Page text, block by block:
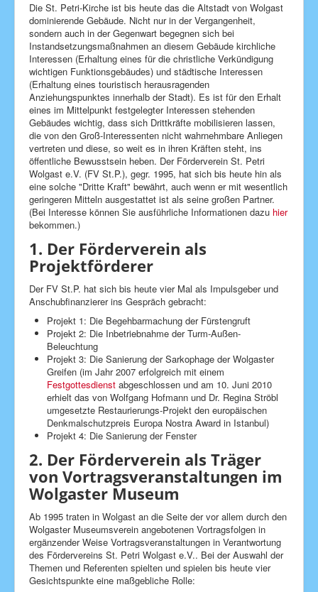
Kirchenmusik
Senioren
Kinder & Jugend
Kita Arche
Evang. Schule
Eine-Welt-Laden
Kirchen
Amtshandlungen
Förderverein
Seelsorge
Schutzkonzepte
Kontakt
Impressum
Aktuelle Seite: Startseite
Förderverein
bisher Erreichtes
Die St. Petri-Kirche ist bis heute das die Altstadt von Wolgast
dominierende Gebäude. Nicht nur in der Vergangenheit,
sondern auch in der Gegenwart begegnen sich bei
Instandsetzungsmaßnahmen an diesem Gebäude kirchliche
Interessen (Erhaltung eines für die christliche Verkündigung
wichtigen Funktionsgebäudes) und städtische Interessen
(Erhaltung eines touristisch herausragenden
Anziehungspunktes innerhalb der Stadt). Es ist für den Erhalt
eines im Mittelpunkt festgelegter Interessen stehenden
Gebäudes wichtig, dass sich Drittkräfte mobilisieren lassen,
die von den Groß-Interessenten nicht wahrnehmbare Anliegen
vertreten und diese, so weit es in ihren Kräften steht, ins
öffentliche Bewusstsein heben. Der Förderverein St. Petri
Wolgast e.V. (FV St.P.), gegr. 1995, hat sich bis heute hin als
eine solche "Dritte Kraft" bewährt, auch wenn er mit wesentlich
geringeren Mitteln ausgestattet ist als seine großen Partner.
(Bei Interesse können Sie ausführliche Informationen dazu hier
bekommen.)
1. Der Förderverein als
Projektförderer
Der FV St.P. hat sich bis heute vier Mal als Impulsgeber und
Anschubfinanzierer ins Gespräch gebracht:
Projekt 1: Die Begehbarmachung der Fürstengruft
Projekt 2: Die Inbetriebnahme der Turm-Außen-
Beleuchtung
Projekt 3: Die Sanierung der Sarkophage der Wolgaster
Greifen (im Jahr 2007 erfolgreich mit einem
Festgottesdienst abgeschlossen und am 10. Juni 2010
erhielt das von Wolfgang Hofmann und Dr. Regina Ströbl
umgesetzte Restaurierungs-Projekt den europäischen
Denkmalschutzpreis Europa Nostra Award in Istanbul)
Projekt 4: Die Sanierung der Fenster
2. Der Förderverein als Träger
von Vortragsveranstaltungen im
Wolgaster Museum
Ab 1995 traten in Wolgast an die Seite der vor allem durch den
Wolgaster Museumsverein angebotenen Vortragsfolgen in
ergänzender Weise Vortragsveranstaltungen in Verantwortung
des Fördervereins St. Petri Wolgast e.V.. Bei der Auswahl der
Themen und Referenten spielten und spielen bis heute vier
Gesichtspunkte eine maßgebliche Rolle: